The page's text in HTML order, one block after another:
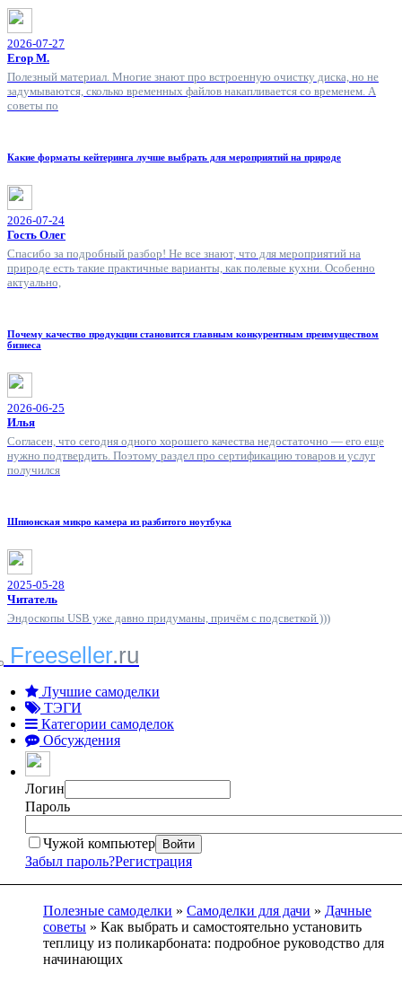
2026-07-27
Егор М.
Полезный материал. Многие знают про встроенную очистку диска, но не
задумываются, сколько временных файлов накапливается со временем. А
советы по
Какие форматы кейтеринга лучше выбрать для мероприятий на природе
2026-07-24
Гость Олег
Спасибо за подробный разбор! Не все знают, что для мероприятий на
природе есть такие практичные варианты, как полевые кухни. Особенно
актуально,
Почему качество продукции становится главным конкурентным преимуществом
бизнеса
2026-06-25
Илья
Согласен, что сегодня одного хорошего качества недостаточно — его еще
нужно подтвердить. Поэтому раздел про сертификацию товаров и услуг
получился
Шпионская микро камера из разбитого ноутбука
2025-05-28
Читатель
Эндоскопы USB уже давно придуманы, причём с подсветкой )))
Freeseller.ru
Лучшие самоделки
ТЭГИ
Категории самоделок
Обсуждения
Логин
Пароль
Чужой компьютер Войти
Забыл пароль?Регистрация
Полезные самоделки » Самоделки для дачи » Дачные
советы » Как выбрать и самостоятельно установить
теплицу из поликарбоната: подробное руководство для
начинающих